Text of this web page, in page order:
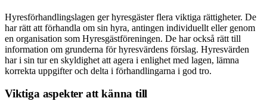
Hyresförhandlingslagen ger hyresgäster flera viktiga rättigheter. De
har rätt att förhandla om sin hyra, antingen individuellt eller genom
en organisation som Hyresgästföreningen. De har också rätt till
information om grunderna för hyresvärdens förslag. Hyresvärden
har i sin tur en skyldighet att agera i enlighet med lagen, lämna
korrekta uppgifter och delta i förhandlingarna i god tro.
Viktiga aspekter att känna till